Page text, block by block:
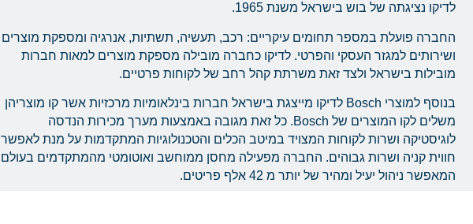
לדיקו נציגתה של בוש בישראל משנת 1965.
החברה פועלת במספר תחומים עיקריים: רכב, תעשיה, תשתיות, אנרגיה ומספקת מוצרים
ושירותים למגזר העסקי והפרטי. לדיקו כחברה מובילה מספקת מוצרים למאות חברות
מובילות בישראל ולצד זאת משרתת קהל רחב של לקוחות פרטיים.
בנוסף למוצרי Bosch לדיקו מייצגת בישראל חברות בינלאומיות מרכזיות אשר קו מוצריהן
משלים לקו המוצרים של Bosch. כל זאת מגובה באמצעות מערך מכירות הנדסה
לוגיסטיקה ושרות לקוחות המצויד במיטב הכלים והטכנולוגיות המתקדמות על מנת לאפשר
חווית קניה ושרות גבוהים. החברה מפעילה מחסן ממוחשב ואוטומטי מהמתקדמים בעולם
המאפשר ניהול יעיל ומהיר של יותר מ 42 אלף פריטים.